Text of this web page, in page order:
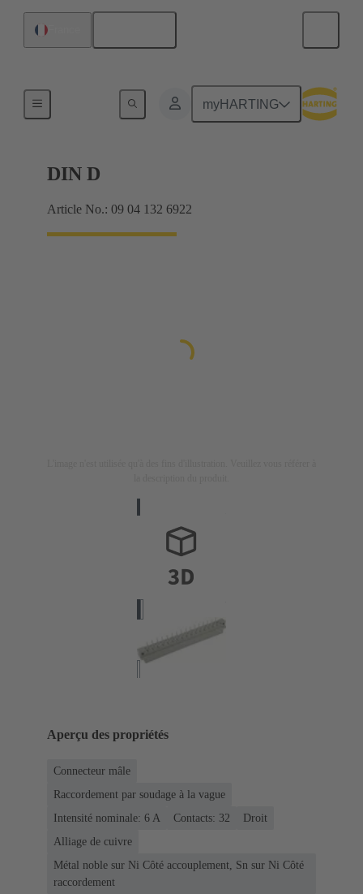
myHARTING
Raccordement carte mère à carte fille
DIN D
Article No.: 09 04 132 6922
Aperçu des propriétés
Connecteur mâle
Raccordement par soudage à la vague
Intensité nominale: ‌6 A
Contacts: 32
Droit
Alliage de cuivre
Métal noble sur Ni Côté accouplement, Sn sur Ni Côté
raccordement